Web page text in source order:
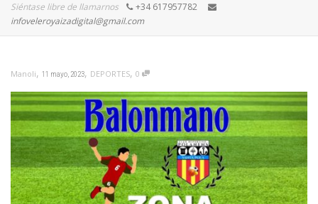
Siéntase libre de llamarnos
+34 617957782
infoveleroyaizadigital@gmail.com
Manoli, 11 mayo, 2023, DEPORTES, 0